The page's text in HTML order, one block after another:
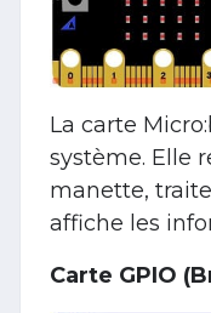
La carte
système. Elle
manette,
affiche les
Carte GPIO